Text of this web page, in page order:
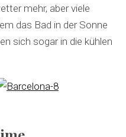
mehr, aber viele
das Bad in der Sonne
sich sogar in die kühlen